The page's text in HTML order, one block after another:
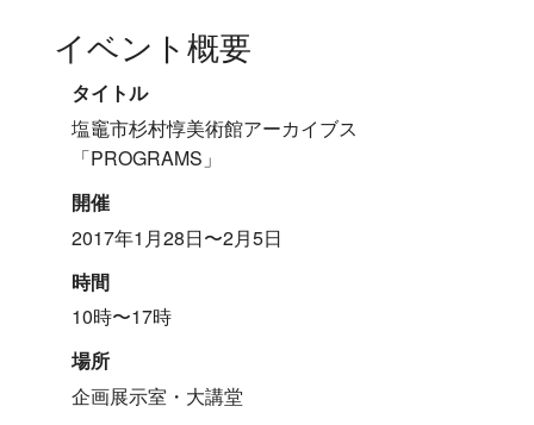
イベント概要
タイトル
塩竈市杉村惇美術館アーカイブス
「PROGRAMS」
開催
2017年1月28日〜2月5日
時間
10時〜17時
場所
企画展示室・大講堂